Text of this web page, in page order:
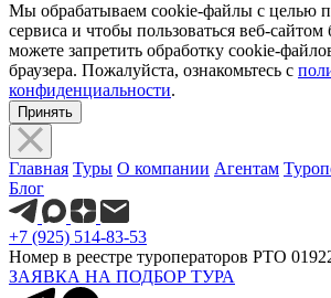
Мы обрабатываем cookie-файлы с целью
сервиса и чтобы пользоваться веб-
можете запретить обработку cookie-
браузера. Пожалуйста, ознакомьтесь с
конфиденциальности.
Принять
Главная Туры О компании Агентам
Блог
+7 (925) 514-83-53
Номер в реестре туроператоров РТО
ЗАЯВКА НА ПОДБОР ТУРА